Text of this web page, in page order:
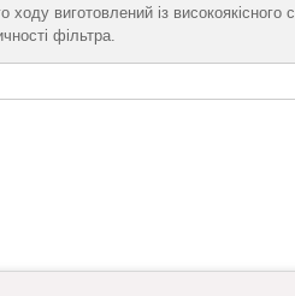
виготовлений із високоякісного
фільтра.